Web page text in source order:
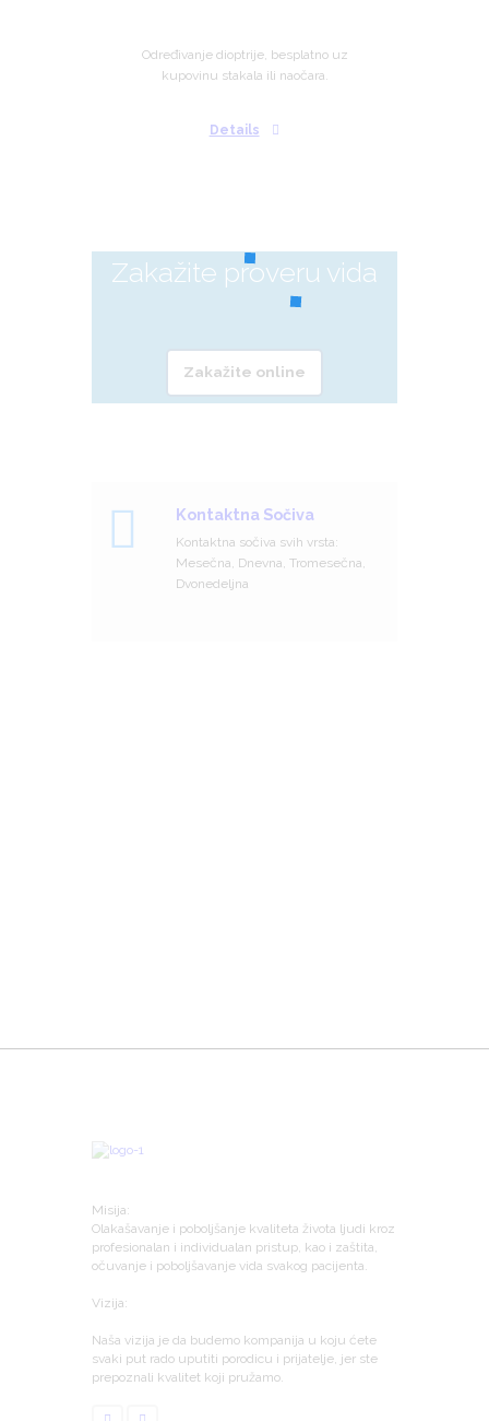
Određivanje dioptrije, besplatno uz
kupovinu stakala ili naočara.
Details
Zakažite proveru vida
Zakažite online
Kontaktna Sočiva
Kontaktna sočiva svih vrsta:
Mesečna, Dnevna, Tromesečna,
Dvonedeljna
Misija:
Olakašavanje i poboljšanje kvaliteta života ljudi kroz
profesionalan i individualan pristup, kao i zaštita,
očuvanje i poboljšavanje vida svakog pacijenta.
Vizija:
Naša vizija je da budemo kompanija u koju ćete
svaki put rado uputiti porodicu i prijatelje, jer ste
prepoznali kvalitet koji pružamo.